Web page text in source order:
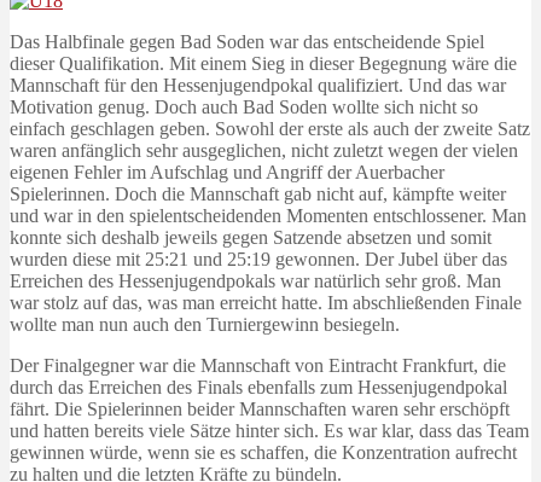
Das Halbfinale gegen Bad Soden war das entscheidende Spiel
dieser Qualifikation. Mit einem Sieg in dieser Begegnung wäre die
Mannschaft für den Hessenjugendpokal qualifiziert. Und das war
Motivation genug. Doch auch Bad Soden wollte sich nicht so
einfach geschlagen geben. Sowohl der erste als auch der zweite Satz
waren anfänglich sehr ausgeglichen, nicht zuletzt wegen der vielen
eigenen Fehler im Aufschlag und Angriff der Auerbacher
Spielerinnen. Doch die Mannschaft gab nicht auf, kämpfte weiter
und war in den spielentscheidenden Momenten entschlossener. Man
konnte sich deshalb jeweils gegen Satzende absetzen und somit
wurden diese mit 25:21 und 25:19 gewonnen. Der Jubel über das
Erreichen des Hessenjugendpokals war natürlich sehr groß. Man
war stolz auf das, was man erreicht hatte. Im abschließenden Finale
wollte man nun auch den Turniergewinn besiegeln.
Der Finalgegner war die Mannschaft von Eintracht Frankfurt, die
durch das Erreichen des Finals ebenfalls zum Hessenjugendpokal
fährt. Die Spielerinnen beider Mannschaften waren sehr erschöpft
und hatten bereits viele Sätze hinter sich. Es war klar, dass das Team
gewinnen würde, wenn sie es schaffen, die Konzentration aufrecht
zu halten und die letzten Kräfte zu bündeln.